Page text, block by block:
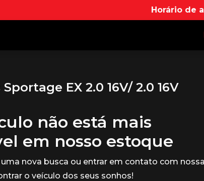
Horário de
EX 2.0 16V/ 2.0 16V
não está mais
em nosso estoque
nova busca ou entrar em contato com nossa
o veículo dos seus sonhos!